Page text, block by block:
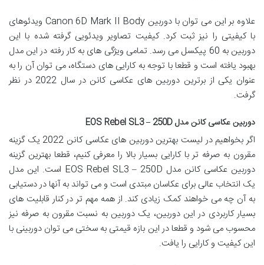
علاوه بر این می توان با دوربین Canon 6D Mark II Body ویدئوهای
با کیفیتی را نیز ثبت کرد. کیفیت تصاویر ویدئویی گرفته شده با این
دوربین به 60 پیکسل می رسد. تمامی ویژگی های به کار رفته در این مدل
بهبود یافته است و قطعا با توجه به کارایی های دستگاه، می توان آن را به
عنوان یکی از برترین دوربین های عکاسی کانن در سال 2022 در نظر
گرفت.
دوربین عکاسی کانن مدل EOS Rebel SL3 – 250D
اگر بخواهیم در لیست بهترین دوربین های عکاسی کانن 2022 یک گزینه
مقرون به صرفه تر با کارایی بسیار بالا را معرفی کنیم، قطعا بهترین گزینه
دوربین عکاسی کانن مدل EOS Rebel SL3 – 250D است. این مدل
یک انتخاب عالی برای عکاسان مبتدی است و می تواند به آنها در دستیابی
به آن چه می خواهند کمک زیادی کند. از همه مهم تر در کنار قابلیت های
بسیار کاربردی در این دوربین، یک دوربین به نسبت مقرون به صرفه نیز
محسوب می شود و قطعا در این بازه قیمتی به سختی می توان دوربینی با
این کیفیت و کارایی را یافت.